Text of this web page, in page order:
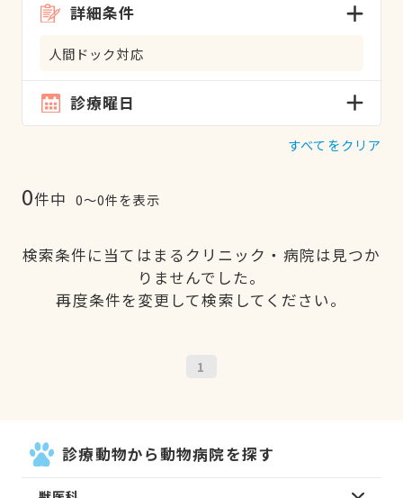
詳細条件
人間ドック対応
診療曜日
すべてをクリア
0件中 0〜0件を表示
検索条件に当てはまるクリニック・病院は見つか
りませんでした。
再度条件を変更して検索してください。
1
診療動物から動物病院を探す